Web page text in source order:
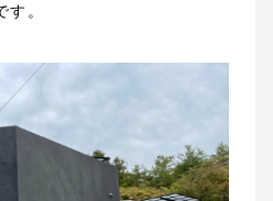
す。